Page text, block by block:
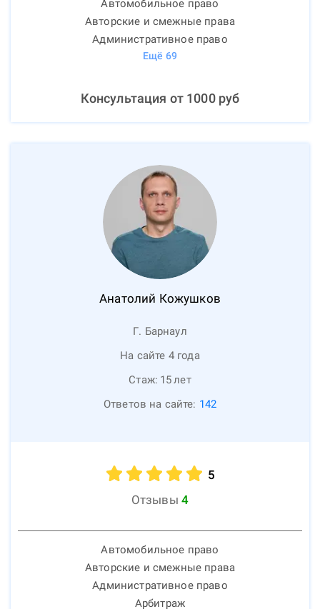
Автомобильное право
Авторские и смежные права
Административное право
Ещё 69
Консультация от 1000руб
Анатолий Кожушков
Г. Барнаул
На сайте 4 года
Стаж: 15лет
Ответов на сайте: 142
5
Отзывы 4
Автомобильное право
Авторские и смежные права
Административное право
Арбитраж